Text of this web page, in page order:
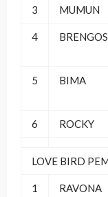
3 MUMUN
4 BRENGOS
5 BIMA
6 ROCKY
LOVE BIRD
1 RAVONA